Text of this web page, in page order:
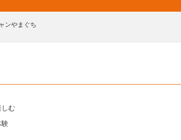
ンやまぐち
む
験